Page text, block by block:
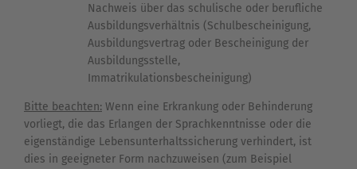
Nachweis über das schulische oder berufliche
Ausbildungsverhältnis (Schulbescheinigung,
Ausbildungsvertrag oder Bescheinigung der
Ausbildungsstelle,
Immatrikulationsbescheinigung)
Bitte beachten: Wenn eine Erkrankung oder Behinderung
vorliegt, die das Erlangen der Sprachkenntnisse oder die
eigenständige Lebensunterhaltssicherung verhindert, ist
dies in geeigneter Form nachzuweisen (zum Beispiel